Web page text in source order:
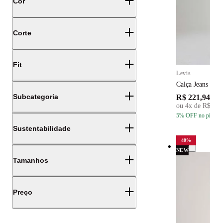
Corte
Fit
Subcategoria
Sustentabilidade
Tamanhos
Preço
Levis
Calça
R$ 221,94
ou 4x de
5% OFF no
40%
NEW